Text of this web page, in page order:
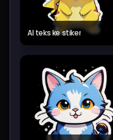
AI teks ke stiker